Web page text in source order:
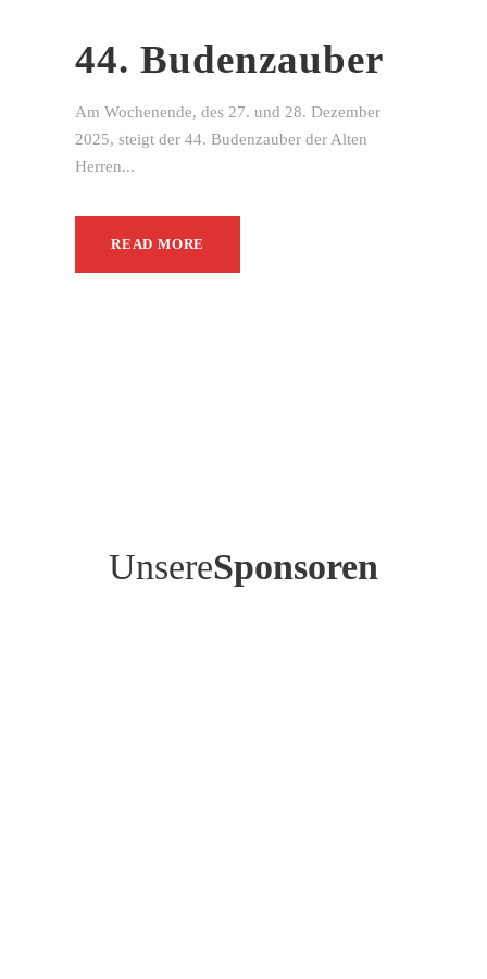
44. Budenzauber
Am Wochenende, des 27. und 28. Dezember
2025, steigt der 44. Budenzauber der Alten
Herren...
READ MORE
UnsereSponsoren